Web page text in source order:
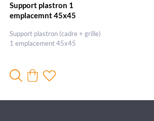
Support plastron 1
emplacemnt 45x45
Support plastron (cadre + grille)
1 emplacement 45x45